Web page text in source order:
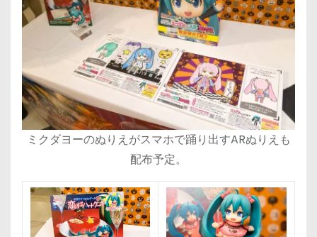
ミクダヨーのぬりえがスマホで踊り出すARぬりえも
配布予定。